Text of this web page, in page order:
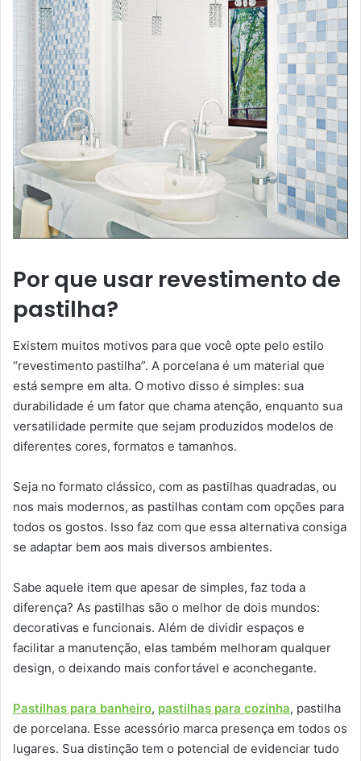
Por que usar revestimento de
pastilha?
Existem muitos motivos para que você opte pelo estilo
“revestimento pastilha”. A porcelana é um material que
está sempre em alta. O motivo disso é simples: sua
durabilidade é um fator que chama atenção, enquanto sua
versatilidade permite que sejam produzidos modelos de
diferentes cores, formatos e tamanhos.
Seja no formato clássico, com as pastilhas quadradas, ou
nos mais modernos, as pastilhas contam com opções para
todos os gostos. Isso faz com que essa alternativa consiga
se adaptar bem aos mais diversos ambientes.
Sabe aquele item que apesar de simples, faz toda a
diferença? As pastilhas são o melhor de dois mundos:
decorativas e funcionais. Além de dividir espaços e
facilitar a manutenção, elas também melhoram qualquer
design, o deixando mais confortável e aconchegante.
Pastilhas para banheiro, pastilhas para cozinha, pastilha
de porcelana. Esse acessório marca presença em todos os
lugares. Sua distinção tem o potencial de evidenciar tudo